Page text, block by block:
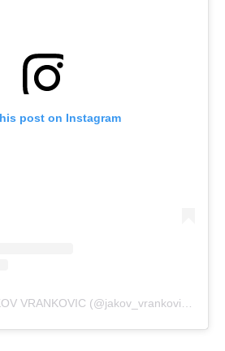
post on Instagram